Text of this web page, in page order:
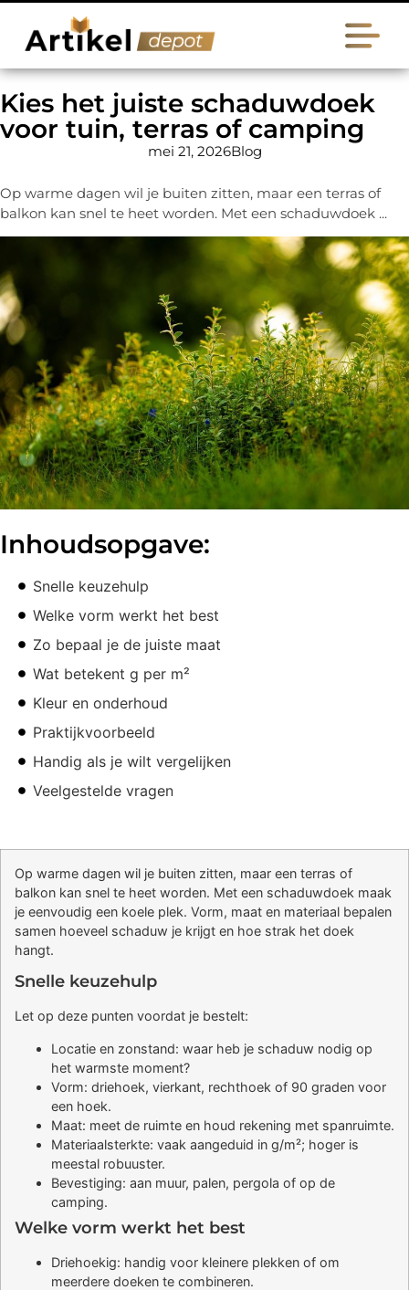
Kies het juiste schaduwdoek
voor tuin, terras of camping
mei 21, 2026Blog
Op warme dagen wil je buiten zitten, maar een terras of
balkon kan snel te heet worden. Met een schaduwdoek ...
Inhoudsopgave:
Snelle keuzehulp
Welke vorm werkt het best
Zo bepaal je de juiste maat
Wat betekent g per m²
Kleur en onderhoud
Praktijkvoorbeeld
Handig als je wilt vergelijken
Veelgestelde vragen
Op warme dagen wil je buiten zitten, maar een terras of
balkon kan snel te heet worden. Met een schaduwdoek maak
je eenvoudig een koele plek. Vorm, maat en materiaal bepalen
samen hoeveel schaduw je krijgt en hoe strak het doek
hangt.
Snelle keuzehulp
Let op deze punten voordat je bestelt:
Locatie en zonstand: waar heb je schaduw nodig op
het warmste moment?
Vorm: driehoek, vierkant, rechthoek of 90 graden voor
een hoek.
Maat: meet de ruimte en houd rekening met spanruimte.
Materiaalsterkte: vaak aangeduid in g/m²; hoger is
meestal robuuster.
Bevestiging: aan muur, palen, pergola of op de
camping.
Welke vorm werkt het best
Driehoekig: handig voor kleinere plekken of om
meerdere doeken te combineren.